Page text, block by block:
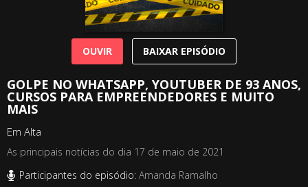
GOLPE NO WHATSAPP, YOUTUBER DE 93 ANOS,
CURSOS PARA EMPREENDEDORES E MUITO
MAIS
Em Alta
As principais notícias do dia 17 de maio de 2021
Participantes do episódio: Amanda Ramalho
OUVIR BAIXAR EPISÓDIO